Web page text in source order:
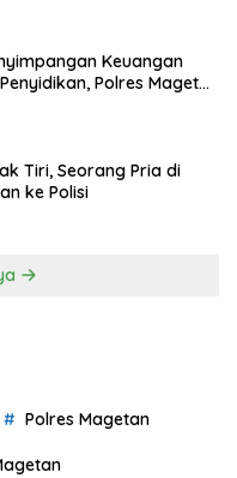
Keuangan
Polres Magetan
Tiri, Seorang Pria di
ke Polisi
Polres Magetan